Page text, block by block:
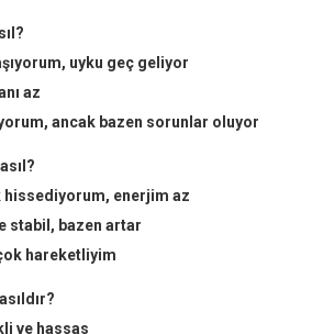
uyku geç geliyor
az
ancak bazen sorunlar oluyor
hissediyorum, enerjim az
stabil, bazen artar
hareketliyim
ve hassas